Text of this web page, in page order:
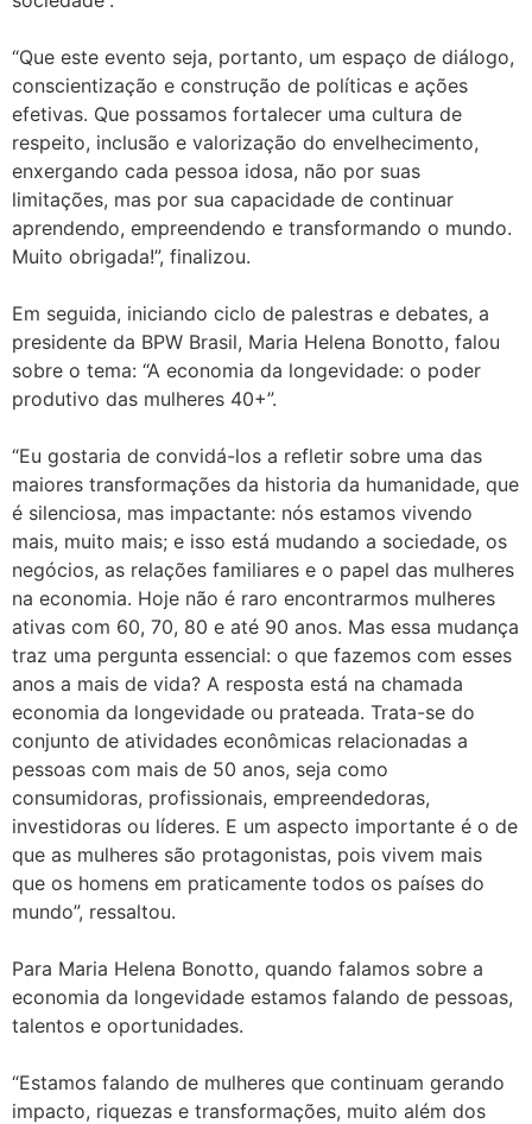
“Que este evento seja, portanto, um espaço de diálogo,
conscientização e construção de políticas e ações
efetivas. Que possamos fortalecer uma cultura de
respeito, inclusão e valorização do envelhecimento,
enxergando cada pessoa idosa, não por suas
limitações, mas por sua capacidade de continuar
aprendendo, empreendendo e transformando o mundo.
Muito obrigada!”, finalizou.
Em seguida, iniciando ciclo de palestras e debates, a
presidente da BPW Brasil, Maria Helena Bonotto, falou
sobre o tema: “A economia da longevidade: o poder
produtivo das mulheres 40+”.
“Eu gostaria de convidá-los a refletir sobre uma das
maiores transformações da historia da humanidade, que
é silenciosa, mas impactante: nós estamos vivendo
mais, muito mais; e isso está mudando a sociedade, os
negócios, as relações familiares e o papel das mulheres
na economia. Hoje não é raro encontrarmos mulheres
ativas com 60, 70, 80 e até 90 anos. Mas essa mudança
traz uma pergunta essencial: o que fazemos com esses
anos a mais de vida? A resposta está na chamada
economia da longevidade ou prateada. Trata-se do
conjunto de atividades econômicas relacionadas a
pessoas com mais de 50 anos, seja como
consumidoras, profissionais, empreendedoras,
investidoras ou líderes. E um aspecto importante é o de
que as mulheres são protagonistas, pois vivem mais
que os homens em praticamente todos os países do
mundo”, ressaltou.
Para Maria Helena Bonotto, quando falamos sobre a
economia da longevidade estamos falando de pessoas,
talentos e oportunidades.
“Estamos falando de mulheres que continuam gerando
impacto, riquezas e transformações, muito além dos